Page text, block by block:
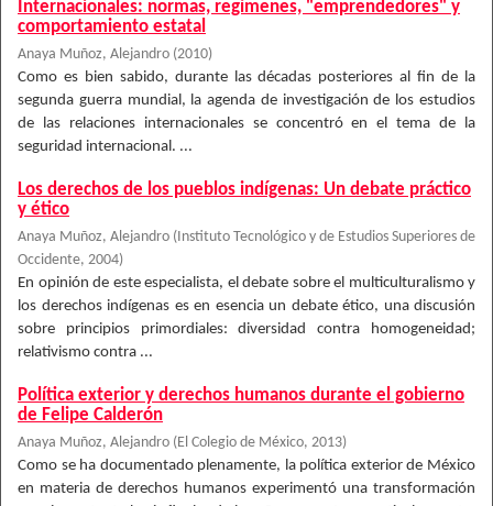
Internacionales: normas, regímenes, "emprendedores" y
comportamiento estatal
Anaya Muñoz, Alejandro (2010)
Como es bien sabido, durante las décadas posteriores al fin de la
segunda guerra mundial, la agenda de investigación de los estudios
de las relaciones internacionales se concentró en el tema de la
seguridad internacional. ...
Los derechos de los pueblos indígenas: Un debate práctico
y ético
Anaya Muñoz, Alejandro ( Instituto Tecnológico y de Estudios Superiores de
Occidente, 2004)
En opinión de este especialista, el debate sobre el multiculturalismo y
los derechos indígenas es en esencia un debate ético, una discusión
sobre principios primordiales: diversidad contra homogeneidad;
relativismo contra ...
Política exterior y derechos humanos durante el gobierno
de Felipe Calderón
Anaya Muñoz, Alejandro ( El Colegio de México, 2013)
Como se ha documentado plenamente, la política exterior de México
en materia de derechos humanos experimentó una transformación